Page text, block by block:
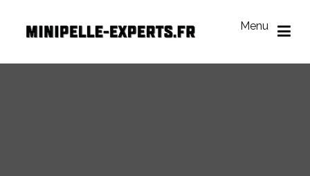
contenu
Mini Pelle Experts
Menu